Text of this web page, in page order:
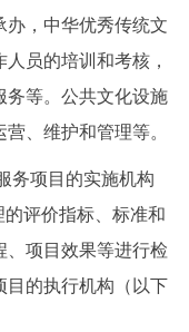
办，中华优秀传统文
员的培训和考核，
务等。公共文化设施
、维护和管理等。
项目的实施机构
的评价指标、标准和
、项目效果等进行检
目的执行机构（以下